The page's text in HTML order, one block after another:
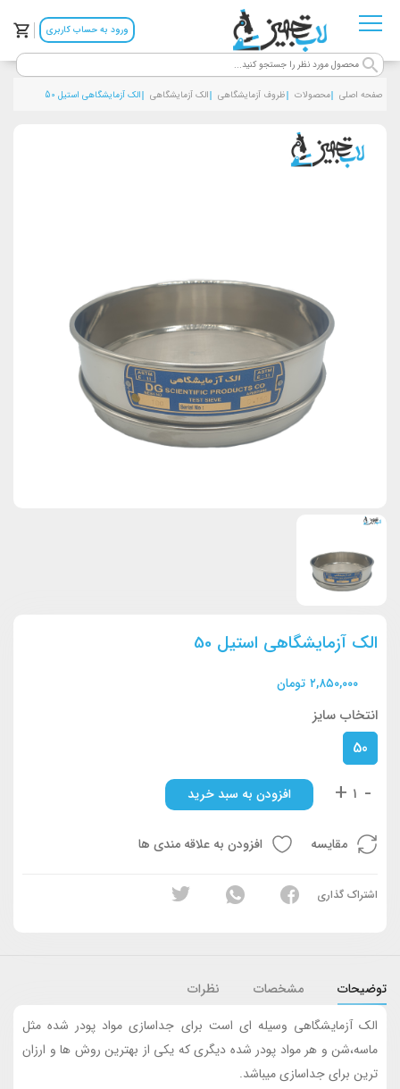
ورود به حساب کاربری
صفحه اصلی محصولات ظروف آزمایشگاهی الک آزمایشگاهی الک آزمایشگاهی استیل 50
الک آزمایشگاهی استیل 50
۲,۸۵۰,۰۰۰ تومان
انتخاب سایز
50
-
+ افزودن به سبد خرید
مقایسه افزودن به علاقه مندی ها
اشتراک گذاری
توضیحات مشخصات
نظرات
الک آزمایشگاهی وسیله ای است برای جداسازی مواد پودر شده مثل
ماسه،شن و هر مواد پودر شده دیگری که یکی از بهترین روش ها و ارزان
ترین برای جداسازی میباشد.